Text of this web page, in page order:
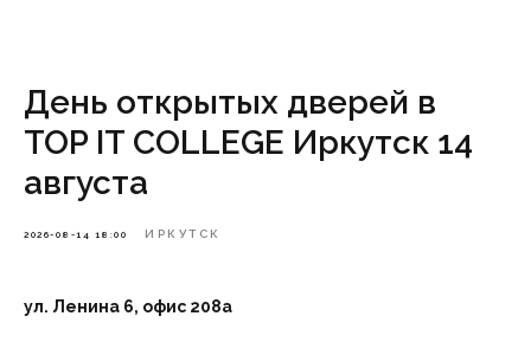
День открытых дверей в
TOP IT COLLEGE Иркутск 14
августа
2026-08-14 18:00 ИРКУТСК
ул. Ленина 6, офис 208а